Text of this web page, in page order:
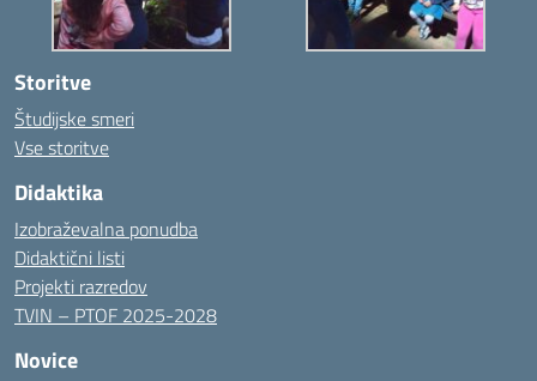
Storitve
Študijske smeri
Vse storitve
Didaktika
Izobraževalna ponudba
Didaktični listi
Projekti razredov
TVIN – PTOF 2025-2028
Novice